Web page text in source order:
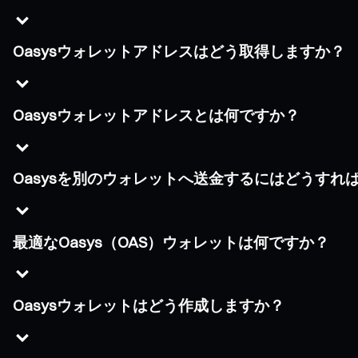
Oasysウォレットアドレスはどう取得しますか？
Oasysウォレットアドレスとは何ですか？
Oasysを別のウォレットへ送金するにはどうすれ
最適なOasys（OAS）ウォレットは何ですか？
Oasysウォレットはどう作成しますか？